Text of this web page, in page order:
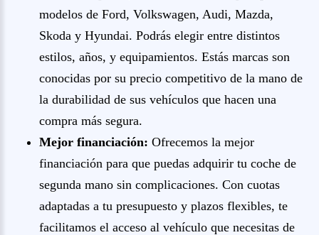
modelos de Ford, Volkswagen, Audi, Mazda,
Skoda y Hyundai. Podrás elegir entre distintos
estilos, años, y equipamientos. Estás marcas son
conocidas por su precio competitivo de la mano de
la durabilidad de sus vehículos que hacen una
compra más segura.
Mejor financiación: Ofrecemos la mejor
financiación para que puedas adquirir tu coche de
segunda mano sin complicaciones. Con cuotas
adaptadas a tu presupuesto y plazos flexibles, te
facilitamos el acceso al vehículo que necesitas de